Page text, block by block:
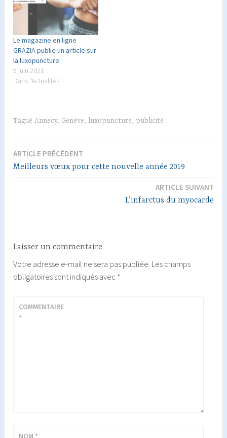
Le magazine en ligne
GRAZIA publie un article sur
la luxopuncture
9 juin 2021
Dans "Actualités"
TaguéAnnecy, Genève, luxopuncture, publicité
Navigation
ARTICLE PRÉCÉDENT
Meilleurs vœux pour cette nouvelle année 2019
ARTICLE SUIVANT
L’infarctus du myocarde
Laisser un commentaire
Votre adresse e-mail ne sera pas publiée. Les champs
obligatoires sont indiqués avec *
COMMENTAIRE
*
NOM *